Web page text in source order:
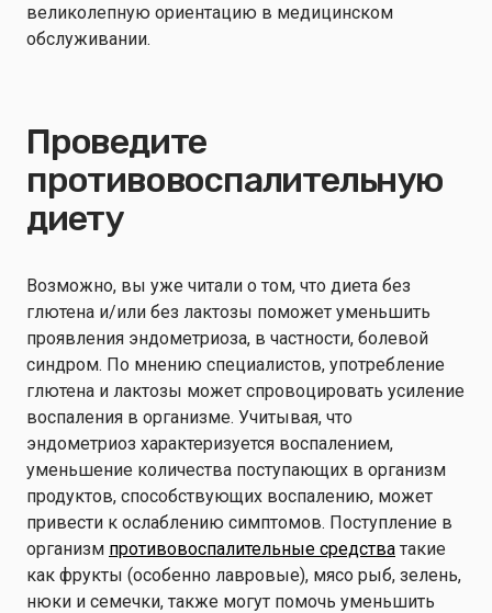
великолепную ориентацию в медицинском
обслуживании.
Проведите
противовоспалительную
диету
Возможно, вы уже читали о том, что диета без
глютена и/или без лактозы поможет уменьшить
проявления эндометриоза, в частности, болевой
синдром. По мнению специалистов, употребление
глютена и лактозы может спровоцировать усиление
воспаления в организме. Учитывая, что
эндометриоз характеризуется воспалением,
уменьшение количества поступающих в организм
продуктов, способствующих воспалению, может
привести к ослаблению симптомов. Поступление в
организм противовоспалительные средства такие
как фрукты (особенно лавровые), мясо рыб, зелень,
нюки и семечки, также могут помочь уменьшить